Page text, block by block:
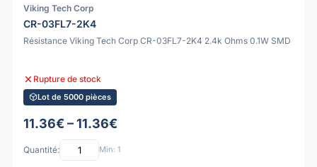
Viking Tech Corp
CR-03FL7-2K4
Résistance Viking Tech Corp CR-03FL7-2K4 2.4k Ohms 0.1W SMD
Rupture de stock
Lot de 5000 pièces
11.36€ – 11.36€
Quantité: Min: 1